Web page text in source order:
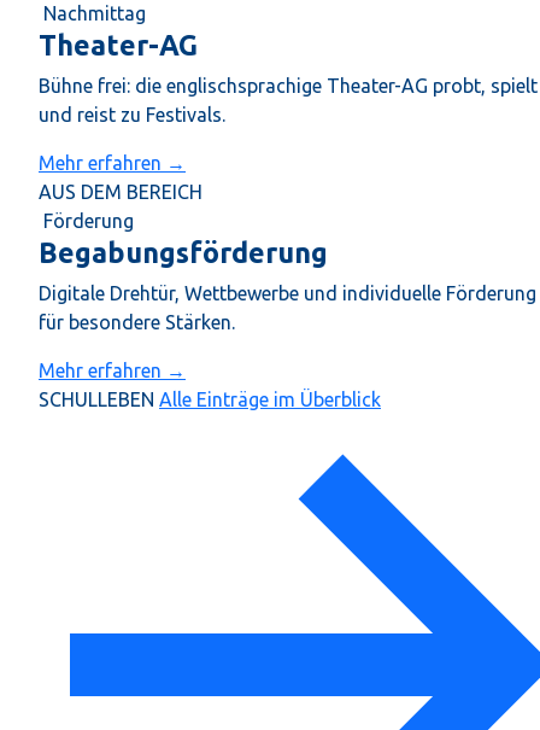
Nachmittag
Theater-AG
Bühne frei: die englischsprachige Theater-AG probt, spielt
und reist zu Festivals.
Mehr erfahren →
AUS DEM BEREICH
Förderung
Begabungsförderung
Digitale Drehtür, Wettbewerbe und individuelle Förderung
für besondere Stärken.
Mehr erfahren →
SCHULLEBEN Alle Einträge im Überblick